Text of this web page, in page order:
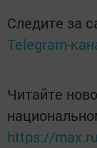
Следите за
Telegram-
Читайте
https://